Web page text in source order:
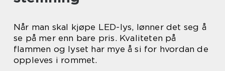
Når man skal kjøpe LED-lys, lønner det seg å
se på mer enn bare pris. Kvaliteten på
flammen og lyset har mye å si for hvordan de
oppleves i rommet.